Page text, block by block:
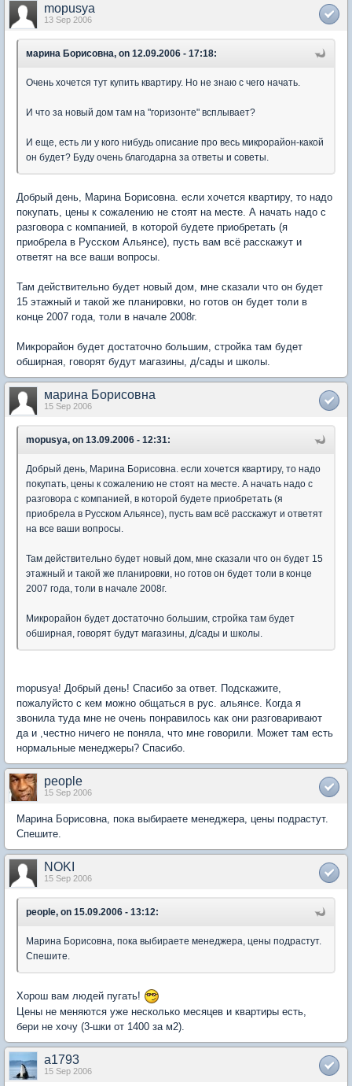
mopusya
13 Sep 2006
марина Борисовна, on 12.09.2006 - 17:18:
Очень хочется тут купить квартиру. Но не знаю с чего начать.
И что за новый дом там на "горизонте" всплывает?
И еще, есть ли у кого нибудь описание про весь микрорайон-какой
он будет? Буду очень благодарна за ответы и советы.
Добрый день, Марина Борисовна. если хочется квартиру, то надо
покупать, цены к сожалению не стоят на месте. А начать надо с
разговора с компанией, в которой будете приобретать (я
приобрела в Русском Альянсе), пусть вам всё расскажут и
ответят на все ваши вопросы.
Там действительно будет новый дом, мне сказали что он будет
15 этажный и такой же планировки, но готов он будет толи в
конце 2007 года, толи в начале 2008г.
Микрорайон будет достаточно большим, стройка там будет
обширная, говорят будут магазины, д/сады и школы.
марина Борисовна
15 Sep 2006
mopusya, on 13.09.2006 - 12:31:
Добрый день, Марина Борисовна. если хочется квартиру, то надо
покупать, цены к сожалению не стоят на месте. А начать надо с
разговора с компанией, в которой будете приобретать (я
приобрела в Русском Альянсе), пусть вам всё расскажут и ответят
на все ваши вопросы.
Там действительно будет новый дом, мне сказали что он будет 15
этажный и такой же планировки, но готов он будет толи в конце
2007 года, толи в начале 2008г.
Микрорайон будет достаточно большим, стройка там будет
обширная, говорят будут магазины, д/сады и школы.
mopusya! Добрый день! Спасибо за ответ. Подскажите,
пожалуйсто с кем можно общаться в рус. альянсе. Когда я
звонила туда мне не очень понравилось как они разговаривают
да и ,честно ничего не поняла, что мне говорили. Может там есть
нормальные менеджеры? Спасибо.
people
15 Sep 2006
Марина Борисовна, пока выбираете менеджера, цены подрастут.
Спешите.
NOKI
15 Sep 2006
people, on 15.09.2006 - 13:12:
Марина Борисовна, пока выбираете менеджера, цены подрастут.
Спешите.
Хорош вам людей пугать!
Цены не меняются уже несколько месяцев и квартиры есть,
бери не хочу (3-шки от 1400 за м2).
a1793
15 Sep 2006